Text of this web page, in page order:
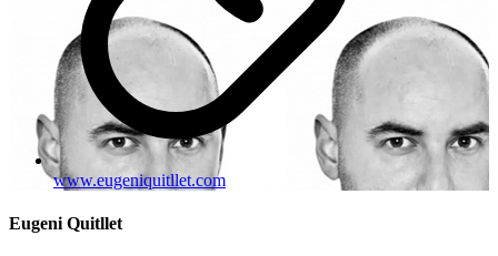
www.eugeniquitllet.com
Eugeni Quitllet